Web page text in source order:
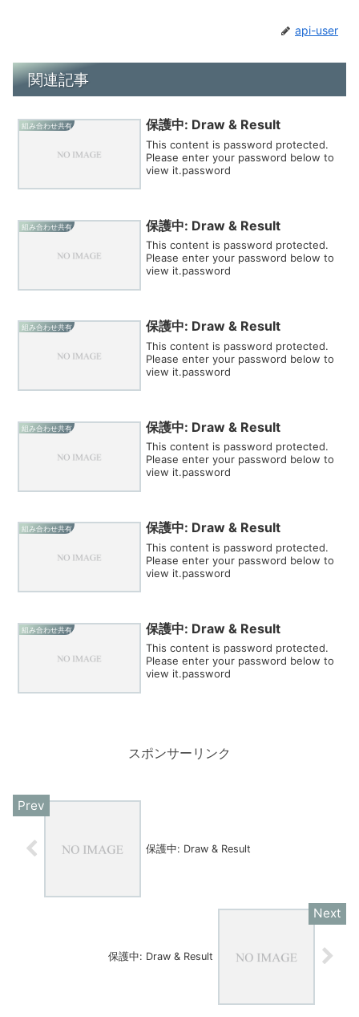
api-user
関連記事
組み合わせ共有 保護中: Draw & Result
This content is password protected.
Please enter your password below to
view it.password
組み合わせ共有 保護中: Draw & Result
This content is password protected.
Please enter your password below to
view it.password
組み合わせ共有 保護中: Draw & Result
This content is password protected.
Please enter your password below to
view it.password
組み合わせ共有 保護中: Draw & Result
This content is password protected.
Please enter your password below to
view it.password
組み合わせ共有 保護中: Draw & Result
This content is password protected.
Please enter your password below to
view it.password
組み合わせ共有 保護中: Draw & Result
This content is password protected.
Please enter your password below to
view it.password
スポンサーリンク
保護中: Draw & Result
保護中: Draw & Result